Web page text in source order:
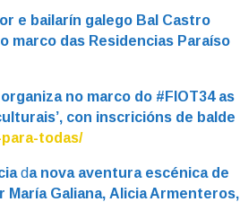
e bailarín galego Bal Castro
marco das Residencias Paraíso
no marco do #FIOT34 as
con inscricións de balde
todas/
da nova aventura escénica de
María Galiana, Alicia Armenteros,